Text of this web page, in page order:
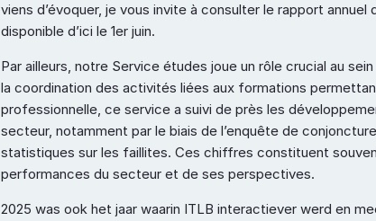
viens d’évoquer, je vous invite à consulter le rapport annuel
disponible d’ici le 1er juin.
Par ailleurs, notre Service études joue un rôle crucial au
la coordination des activités liées aux formations
professionnelle, ce service a suivi de près les
secteur, notamment par le biais de l’enquête de
statistiques sur les faillites. Ces chiffres constituent
performances du secteur et de ses perspectives.
2025 was ook het jaar waarin ITLB interactiever werd en